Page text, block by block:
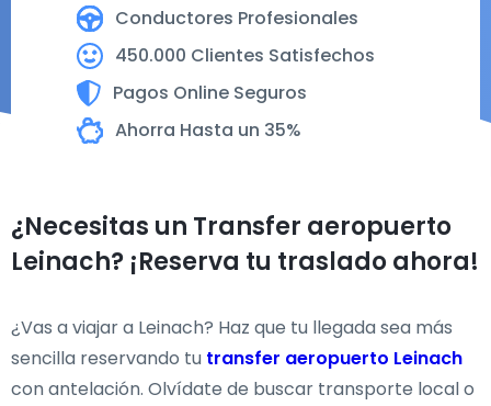
Conductores Profesionales
450.000 Clientes Satisfechos
Pagos Online Seguros
Ahorra Hasta un 35%
¿Necesitas un Transfer aeropuerto
Leinach? ¡Reserva tu traslado ahora!
¿Vas a viajar a Leinach? Haz que tu llegada sea más
sencilla reservando tu transfer aeropuerto Leinach
con antelación. Olvídate de buscar transporte local o